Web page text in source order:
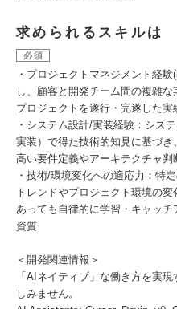
求められるスキルは
必須
・プロジェクトマネジメント経
し、顧客と開発チーム間の複雑
プロジェクトを遂行・完遂した実
・システム設計/実装経験：シス
実装）で得た技術的知見に基づ
高い要件定義やアーキテクチャ判
・技術/環境変化への適応力：特
トレンドやプロジェクト環境の
あっても自律的に学習・キャッ
資質
＜開発関連情報＞
「AIネイティブ」な働き方を実
しみません。